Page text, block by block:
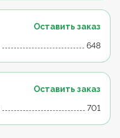
Оставить заказ
648
Оставить заказ
701